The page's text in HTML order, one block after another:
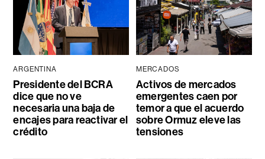
ARGENTINA
Presidente del BCRA
dice que no ve
necesaria una baja de
encajes para reactivar el
crédito
MERCADOS
Activos de mercados
emergentes caen por
temor a que el acuerdo
sobre Ormuz eleve las
tensiones